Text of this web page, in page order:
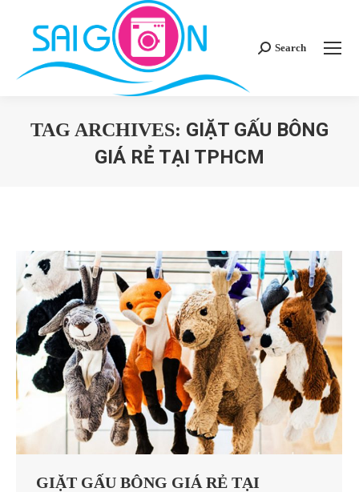
Search:
Search
TAG ARCHIVES: GIẶT GẤU BÔNG
GIÁ RẺ TẠI TPHCM
GIẶT GẤU BÔNG GIÁ RẺ TẠI